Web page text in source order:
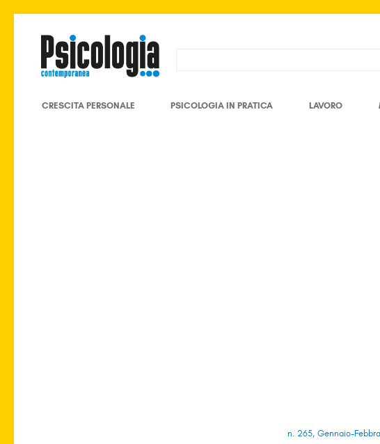
CRESCITA PERSONALE PSICOLOGIA IN PRATICA LAVORO
n. 265, Gennaio-